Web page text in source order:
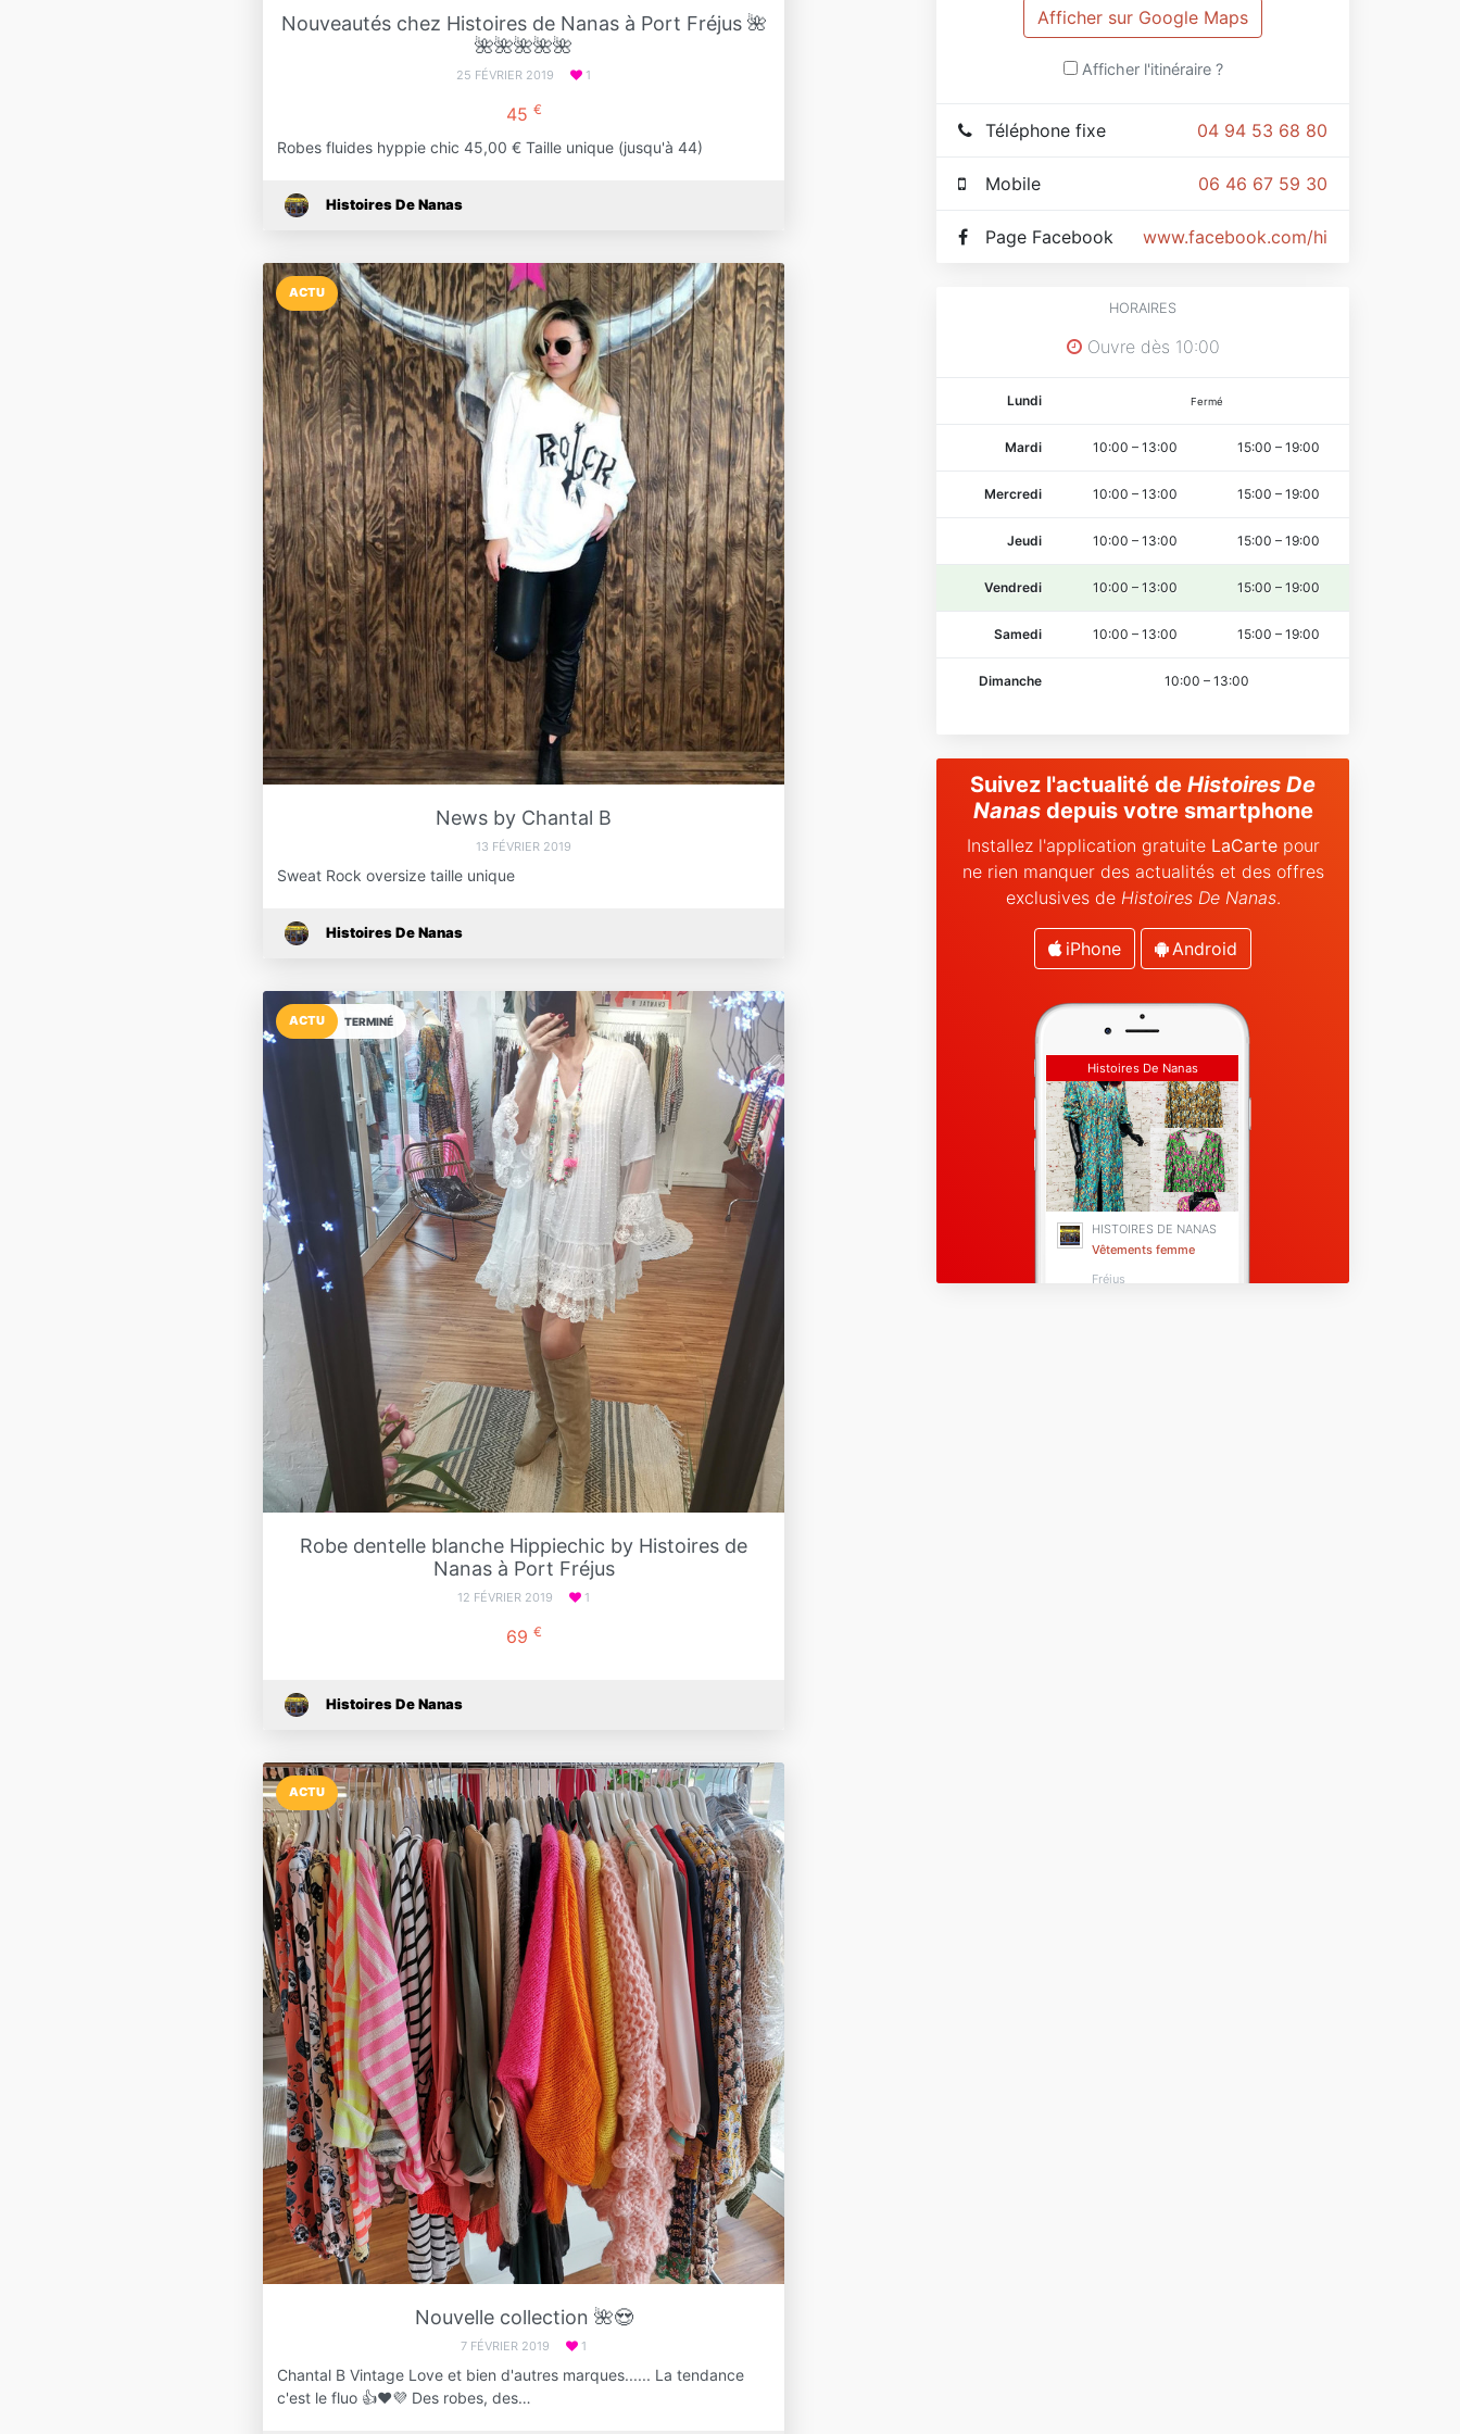
Nouveautés chez Histoires de Nanas à Port Fréjus 🌺
🌺🌺🌺🌺🌺
25 FÉVRIER 2019 1
45 €
Robes fluides hyppie chic 45,00 € Taille unique (jusqu'à 44)
Histoires De Nanas
ACTU
News by Chantal B
13 FÉVRIER 2019
Sweat Rock oversize taille unique
Histoires De Nanas
TERMINÉ
ACTU
Robe dentelle blanche Hippiechic by Histoires de
Nanas à Port Fréjus
12 FÉVRIER 2019 1
69 €
Histoires De Nanas
ACTU
Nouvelle collection 🌺😍
7 FÉVRIER 2019 1
Chantal B Vintage Love et bien d'autres marques...... La tendance
c'est le fluo 👍❤️💜 Des robes, des…
Afficher sur Google Maps
Afficher l'itinéraire ?
04 94 53 68 80
Téléphone fixe
06 46 67 59 30
Mobile
www.facebook.com/histoiresdenanas
Page Facebook
HORAIRES
Ouvre dès 10:00
Lundi Fermé
Mardi 10:00 – 13:00 15:00 – 19:00
Mercredi 10:00 – 13:00 15:00 – 19:00
Jeudi 10:00 – 13:00 15:00 – 19:00
Vendredi 10:00 – 13:00 15:00 – 19:00
Samedi 10:00 – 13:00 15:00 – 19:00
Dimanche 10:00 – 13:00
Suivez l'actualité de Histoires De
Nanasdepuis votre smartphone
Installez l'application gratuite LaCartepour
ne rien manquer des actualités et des offres
exclusives de Histoires De Nanas.
iPhone Android
Histoires De Nanas
HISTOIRES DE NANAS
Vêtements femme
Fréjus